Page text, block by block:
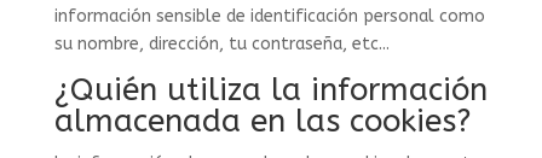
información sensible de identificación personal como
su nombre, dirección, tu contraseña, etc...
¿Quién utiliza la información
almacenada en las cookies?